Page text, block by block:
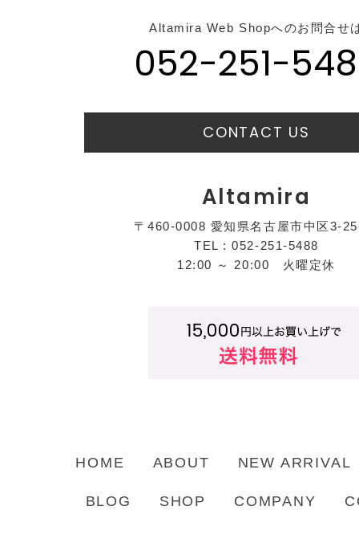
Altamira Web Shopへのお問合せ
052-251-
CONTACT US
Altamira
〒460-0008 愛知県名古屋市中区3-
TEL : 052-251-5488
12:00 ～ 20:00 火曜定休
HOME ABOUT NEW ARRIVAL
BLOG SHOP COMPANY